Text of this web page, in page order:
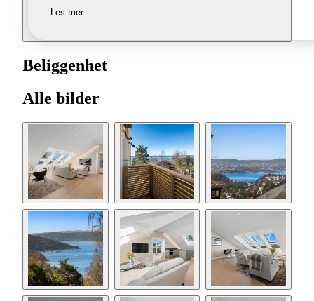
Les mer
Beliggenhet
Alle bilder